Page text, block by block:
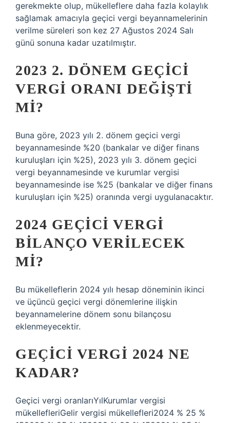
gerekmekte olup, mükelleflere daha fazla kolaylık
sağlamak amacıyla geçici vergi beyannamelerinin
verilme süreleri son kez 27 Ağustos 2024 Salı
günü sonuna kadar uzatılmıştır.
2023 2. DÖNEM GEÇICI
VERGI ORANI DEĞIŞTI
MI?
Buna göre, 2023 yılı 2. dönem geçici vergi
beyannamesinde %20 (bankalar ve diğer finans
kuruluşları için %25), 2023 yılı 3. dönem geçici
vergi beyannamesinde ve kurumlar vergisi
beyannamesinde ise %25 (bankalar ve diğer finans
kuruluşları için %25) oranında vergi uygulanacaktır.
2024 GEÇICI VERGI
BILANÇO VERILECEK
MI?
Bu mükelleflerin 2024 yılı hesap döneminin ikinci
ve üçüncü geçici vergi dönemlerine ilişkin
beyannamelerine dönem sonu bilançosu
eklenmeyecektir.
GEÇICI VERGI 2024 NE
KADAR?
Geçici vergi oranlarıYılKurumlar vergisi
mükellefleriGelir vergisi mükellefleri2024 % 25 %